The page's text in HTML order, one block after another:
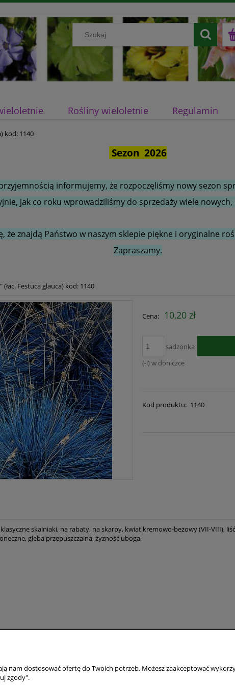
Rośliny wieloletnie Regulamin
kod: 1140
Sezon 2026
informujemy, że rozpoczęliśmy nowy sezon
jak co roku wprowadziliśmy do sprzedaży wiele nowych,
że znajdą Państwo w naszym sklepie piękne i oryginalne
Zapraszamy.
Festuca glauca) kod: 1140
Cena: 10,20 zł
sadzonka
(-i) w doniczce
Kod produktu: 1140
skalniaki, na rabaty, na skarpy, kwiat kremowo-beżowy (VII-VIII),
gleba przepuszczalna, żyzność uboga,
Twoje zamówienia
Zakup detaliczny
nam dostosować ofertę do Twoich potrzeb. Możesz zaakceptować
zgody".